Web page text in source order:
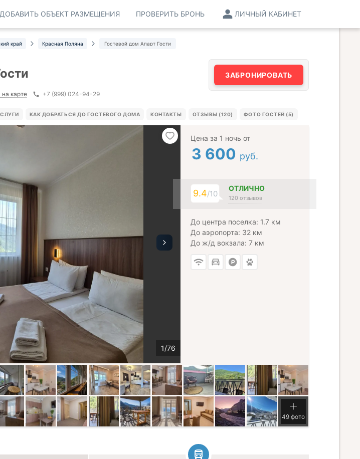
ЛИЧНЫЙ КАБИНЕТ
ПРОВЕРИТЬ БРОНЬ
ДОБАВИТЬ ОБЪЕКТ РАЗМЕЩЕНИЯ
край Красная Поляна Гостевой дом Апарт Гости
на карте +7 (999) 024-94-29
ЗАБРОНИРОВАТЬ
КАК ДОБРАТЬСЯ ДО ГОСТЕВОГО ДОМА КОНТАКТЫ ОТЗЫВЫ (120) ФОТО ГОСТЕЙ (5)
Цена за 1 ночь от
3 600 руб.
9.4/10
ОТЛИЧНО
120 отзывов
До центра поселка: 1.7 км
До аэропорта: 32 км
До ж/д вокзала: 7 км
49 фото